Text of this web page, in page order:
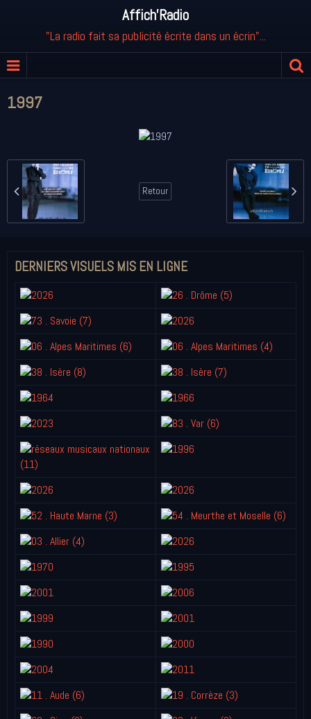
Affich'Radio
"La radio fait sa publicité écrite dans un écrin"...
1997
Retour
DERNIERS VISUELS MIS EN LIGNE